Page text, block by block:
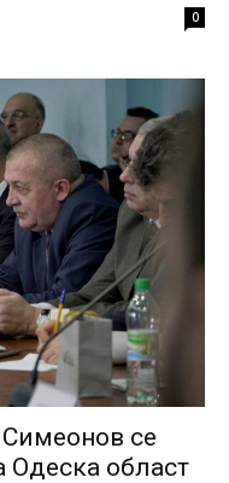
0
се
Одеска област